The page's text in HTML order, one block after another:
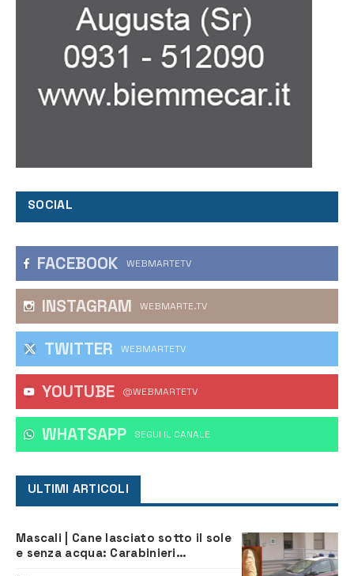
SOCIAL
FACEBOOK WEBMARTETV
INSTAGRAM WEBMARTE.TV
TWITTER WEBMARTETV
YOUTUBE @WEBMARTETV
WHATSAPP ‎SEGUI IL CANALE
ULTIMI ARTICOLI
Mascali | Cane lasciato sotto il sole
e senza acqua: Carabinieri